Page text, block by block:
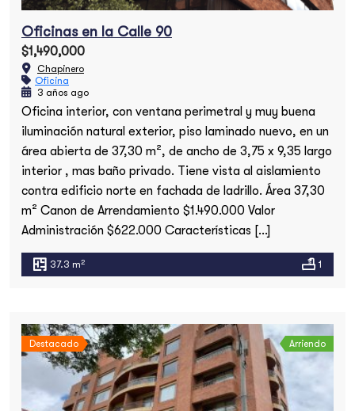
Oficinas en la Calle 90
$1,490,000
Chapinero
Oficina
3 años ago
Oficina interior, con ventana perimetral y muy buena
iluminación natural exterior, piso laminado nuevo, en un
área abierta de 37,30 m², de ancho de 3,75 x 9,35 largo
interior , mas baño privado. Tiene vista al aislamiento
contra edificio norte en fachada de ladrillo. Área 37,30
m² Canon de Arrendamiento $1.490.000 Valor
Administración $622.000 Características […]
37.3 m2 1
Destacado Arriendo